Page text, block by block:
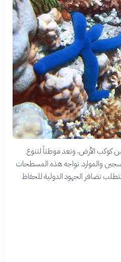
أكثر من 70% من كوكب الأرض، وتعد موطناً لتنوع
والموارد. تواجه هذه المسطحات
تضافر الجهود الدولية للحفاظ